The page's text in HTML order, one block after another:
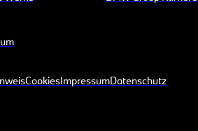
CookiesImpressumDatenschutz